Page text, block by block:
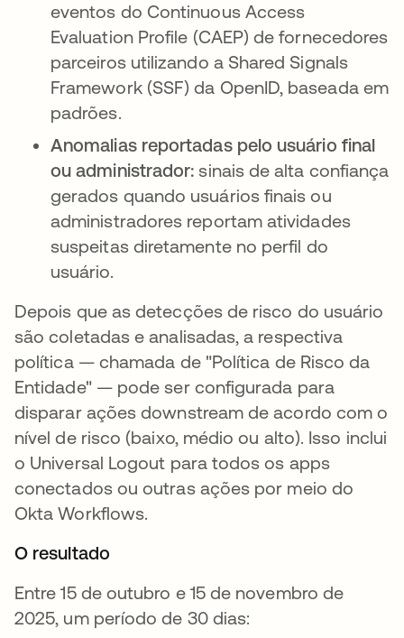
eventos do Continuous Access
Evaluation Profile (CAEP) de fornecedores
parceiros utilizando a Shared Signals
Framework (SSF) da OpenID, baseada em
padrões.
Anomalias reportadas pelo usuário final
ou administrador: sinais de alta confiança
gerados quando usuários finais ou
administradores reportam atividades
suspeitas diretamente no perfil do
usuário.
Depois que as detecções de risco do usuário
são coletadas e analisadas, a respectiva
política — chamada de "Política de Risco da
Entidade" — pode ser configurada para
disparar ações downstream de acordo com o
nível de risco (baixo, médio ou alto). Isso inclui
o Universal Logout para todos os apps
conectados ou outras ações por meio do
Okta Workflows.
O resultado
Entre 15 de outubro e 15 de novembro de
2025, um período de 30 dias: